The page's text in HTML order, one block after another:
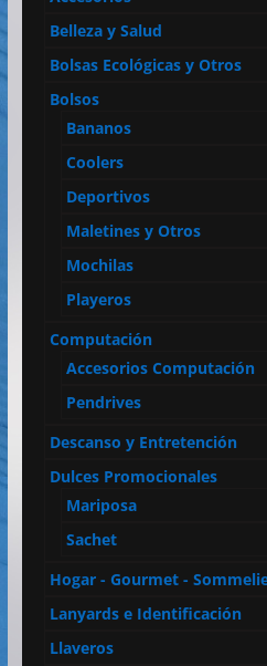
Belleza y Salud
Bolsas Ecológicas y Otros
Bolsos
Bananos
Coolers
Deportivos
Maletines y Otros
Mochilas
Playeros
Computación
Accesorios Computación
Pendrives
Descanso y Entretención
Dulces Promocionales
Mariposa
Sachet
Hogar - Gourmet -
Lanyards e Identificación
Llaveros